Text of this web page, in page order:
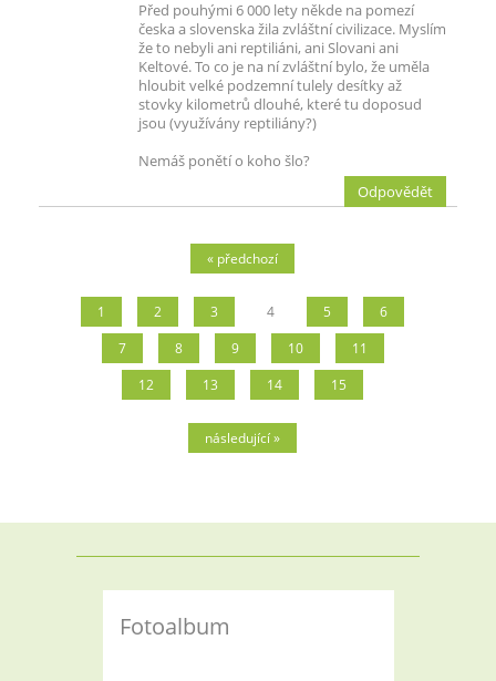
Před pouhými 6 000 lety někde na pomezí
česka a slovenska žila zvláštní civilizace. Myslím
že to nebyli ani reptiliáni, ani Slovani ani
Keltové. To co je na ní zvláštní bylo, že uměla
hloubit velké podzemní tulely desítky až
stovky kilometrů dlouhé, které tu doposud
jsou (využívány reptiliány?)
Nemáš ponětí o koho šlo?
Odpovědět
« předchozí
1 2 3 4 5
6
7
8 9 10
11
12
13 14 15
následující »
Fotoalbum